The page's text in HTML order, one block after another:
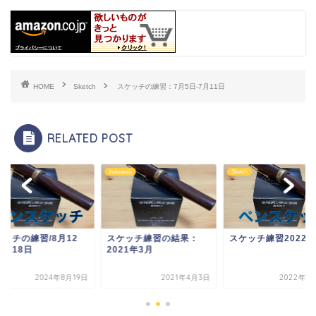
HOME Sketch スケッチの練習：7月5日-7月11日
RELATED POST
ッチ練習の結果：
年3月
2021年4月3日
Sketch
スケッチ練習2022年
2022年1月15日
Sketch
スケッチの練習/8月
2024年8